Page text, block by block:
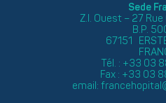
Sede
Z.I. Ouest – 27
B.P.
67151
Tél. : +33 03
Fax : +33 03
email: